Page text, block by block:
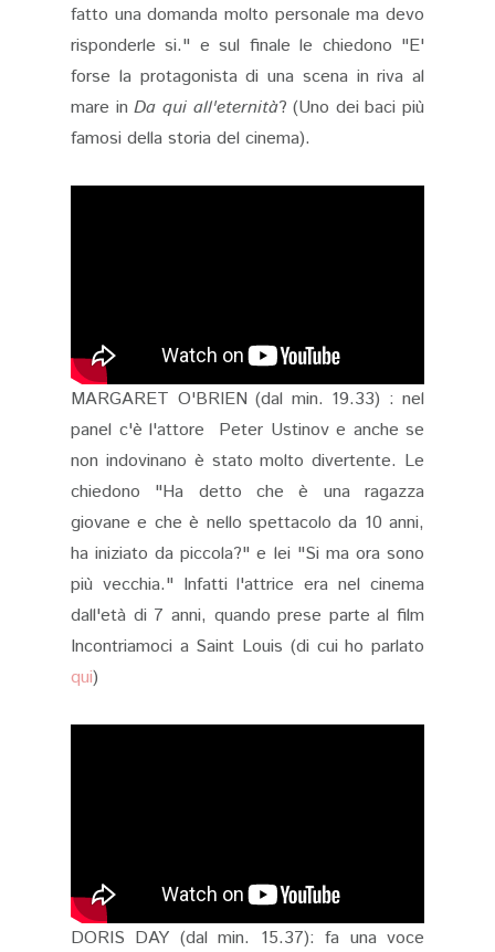
fatto una domanda molto personale ma devo
risponderle si." e sul finale le chiedono "E'
forse la protagonista di una scena in riva al
mare inDa qui all'eternità? (Uno dei baci più
famosi della storia del cinema).
MARGARET O'BRIEN (dal min. 19.33) : nel
panel c'è l'attore Peter Ustinov e anche se
non indovinano è stato molto divertente. Le
chiedono "Ha detto che è una ragazza
giovane e che è nello spettacolo da 10 anni,
ha iniziato da piccola?" e lei "Si ma ora sono
più vecchia." Infatti l'attrice era nel cinema
dall'età di 7 anni, quando prese parte al film
Incontriamoci a Saint Louis (di cui ho parlato
qui)
DORIS DAY (dal min. 15.37): fa una voce